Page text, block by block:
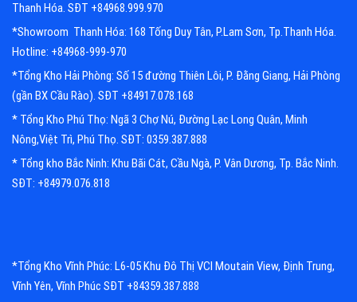
Thanh Hóa. SĐT +84968.999.970
*Showroom Thanh Hóa: 168 Tống Duy Tân, P.Lam Sơn, Tp.Thanh Hóa.
Hotline: +84968-999-970
*Tổng Kho Hải Phòng: Số 15 đường Thiên Lôi, P. Đằng Giang, Hải Phòng
(gần BX Cầu Rào). SĐT +84917.078.168
* Tổng Kho Phú Thọ: Ngã 3 Chợ Nú, Đường Lạc Long Quân, Minh
Nông,Việt Trì, Phú Thọ. SĐT: 0359.387.888
* Tổng kho Bắc Ninh: Khu Bãi Cát, Cầu Ngà, P. Vân Dương, Tp. Bắc Ninh.
SĐT: +84979.076.818
*Tổng Kho Vĩnh Phúc: L6-05 Khu Đô Thị VCI Moutain View, Định Trung,
Vĩnh Yên, Vĩnh Phúc SĐT +84359.387.888